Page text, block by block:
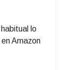
lo
Amazon